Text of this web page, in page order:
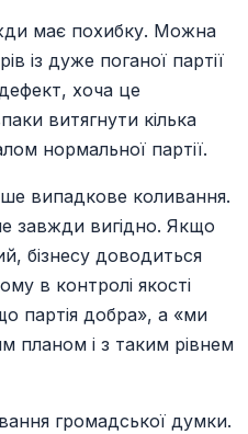
має похибку. Можна
із дуже поганої партії
хоча це
витягнути кілька
нормальної партії.
випадкове коливання.
завжди вигідно. Якщо
бізнесу доводиться
в контролі якості
партія добра», а «ми
планом і з таким рівнем
громадської думки.